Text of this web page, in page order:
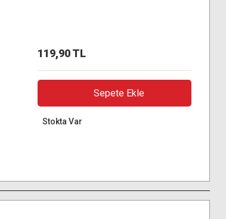
119,90 TL
Sepete Ekle
Stokta Var